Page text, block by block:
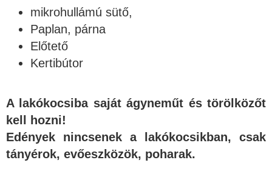
mikrohullámú sütő,
Paplan, párna
Előtető
Kertibútor
A lakókocsiba saját ágyneműt és törölközőt
kell hozni!
Edények nincsenek a lakókocsikban, csak
tányérok, evőeszközök, poharak.